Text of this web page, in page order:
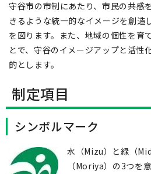
守谷市の市制にあたり、市民の共感
きるような統一的なイメージを創造
を図ります。また、地域の個性を育
とで、守谷のイメージアップと活性
的とします。
制定項目
シンボルマーク
水（Mizu）と緑（
（Moriya）の3つを